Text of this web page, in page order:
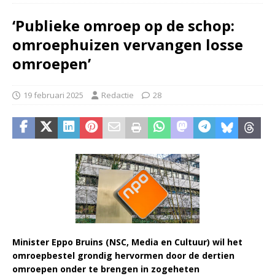
‘Publieke omroep op de schop:
omroephuizen vervangen losse
omroepen’
19 februari 2025 Redactie 28
Minister Eppo Bruins (NSC, Media en Cultuur) wil het
omroepbestel grondig hervormen door de dertien
omroepen onder te brengen in zogeheten